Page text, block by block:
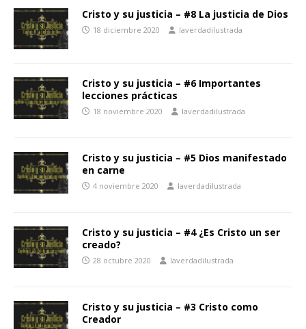
Cristo y su justicia – #8 La justicia de Dios
18 diciembre 2020 laverdadilustrada
Cristo y su justicia – #6 Importantes
lecciones prácticas
18 noviembre 2020 laverdadilustrada
Cristo y su justicia – #5 Dios manifestado
en carne
4 noviembre 2020 laverdadilustrada
Cristo y su justicia – #4 ¿Es Cristo un ser
creado?
28 octubre 2020 laverdadilustrada
Cristo y su justicia – #3 Cristo como
Creador